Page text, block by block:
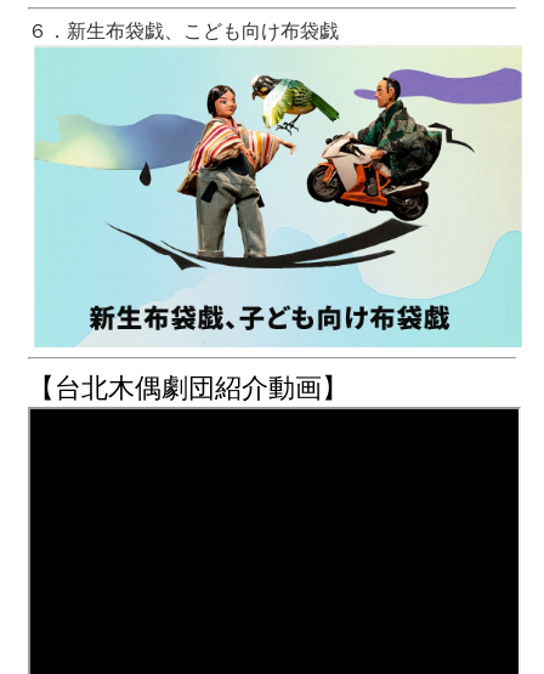
６．新生布袋戯、こども向け布袋戯
【台北木偶劇団紹介動画】